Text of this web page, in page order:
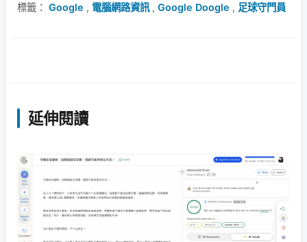
標籤： Google , 電腦網路資訊, Google Doogle , 足球守門員
延伸閱讀